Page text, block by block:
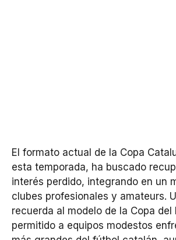
El formato actual de la Copa
esta temporada, ha buscado
interés perdido, integrando en un
clubes profesionales y amateurs.
recuerda al modelo de la Copa del
permitido a equipos modestos